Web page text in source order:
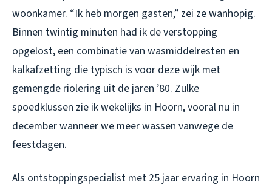
woonkamer. “Ik heb morgen gasten,” zei ze wanhopig.
Binnen twintig minuten had ik de verstopping
opgelost, een combinatie van wasmiddelresten en
kalkafzetting die typisch is voor deze wijk met
gemengde riolering uit de jaren ’80. Zulke
spoedklussen zie ik wekelijks in Hoorn, vooral nu in
december wanneer we meer wassen vanwege de
feestdagen.
Als ontstoppingspecialist met 25 jaar ervaring in Hoorn